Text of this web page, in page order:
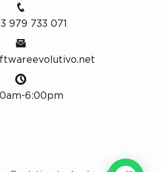
979 733 071
6:00pm